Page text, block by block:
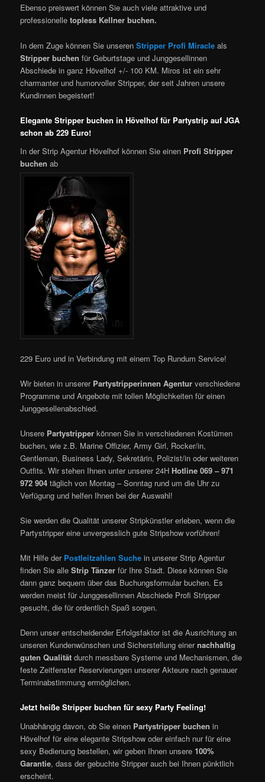
Ebenso preiswert können Sie auch viele attraktive und
professionelletopless Kellner buchen.
In dem Zuge können Sie unserenStripper Profi Miracle als
Stripper buchen für Geburtstage und Junggesellinnen
Abschiede in ganz Hövelhof +/- 100 KM. Miros ist ein sehr
charmanter und humorvoller Stripper, der seit Jahren unsere
Kundinnen begeistert!
Elegante Stripper buchen in Hövelhof für Partystrip auf JGA
schon ab 229 Euro!
In der Strip Agentur Hövelhof können Sie einen ProfiStripper
buchen ab
229 Euro und in Verbindung mit einem Top Rundum Service!
Wir bieten in unserer Partystripperinnen Agentur verschiedene
Programme und Angebote mit tollen Möglichkeiten für einen
Junggesellenabschied.
Unsere Partystripper können Sie in verschiedenen Kostümen
buchen, wie z.B. Marine Offizier, Army Girl, Rocker/in,
Gentleman, Business Lady, Sekretärin, Polizist/in oder weiteren
Outfits. Wir stehen Ihnen unter unserer 24H Hotline 069 – 971
972 904 täglich von Montag – Sonntag rund um die Uhr zu
Verfügung und helfen Ihnen bei der Auswahl!
Sie werden die Qualität unserer Stripkünstler erleben, wenn die
Partystripper eine unvergesslich gute Stripshow vorführen!
Mit Hilfe der Postleitzahlen Suche in unserer Strip Agentur
finden Sie alleStrip Tänzer für Ihre Stadt. Diese können Sie
dann ganz bequem über das Buchungsformular buchen. Es
werden meist für Junggesellinnen Abschiede Profi Stripper
gesucht, die für ordentlich Spaß sorgen.
Denn unser entscheidender Erfolgsfaktor ist die Ausrichtung an
unseren Kundenwünschen und Sicherstellung einernachhaltig
guten Qualität durch messbare Systeme und Mechanismen, die
feste Zeitfenster Reservierungen unserer Akteure nach genauer
Terminabstimmung ermöglichen.
Jetzt heiße Stripper buchen für sexy Party Feeling!
Unabhängig davon, ob Sie einen Partystripper buchen in
Hövelhof für eine elegante Stripshow oder einfach nur für eine
sexy Bedienung bestellen, wir geben Ihnen unsere 100%
Garantie, dass der gebuchte Stripper auch bei Ihnen pünktlich
erscheint.